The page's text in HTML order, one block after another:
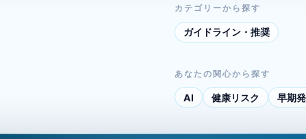
カテゴリーから探す
ガイドライン・推奨
あなたの関心から探す
AI 健康リスク 早期